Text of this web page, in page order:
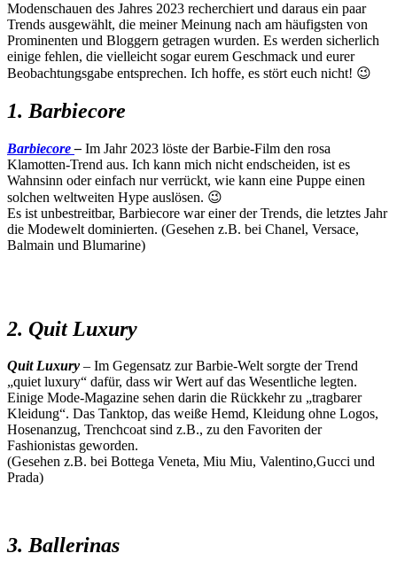
Modenschauen des Jahres 2023 recherchiert und daraus ein paar
Trends ausgewählt, die meiner Meinung nach am häufigsten von
Prominenten und Bloggern getragen wurden. Es werden sicherlich
einige fehlen, die vielleicht sogar eurem Geschmack und eurer
Beobachtungsgabe entsprechen. Ich hoffe, es stört euch nicht! 😉
1. Barbiecore
Barbiecore– Im Jahr 2023 löste der Barbie-Film den rosa
Klamotten-Trend aus. Ich kann mich nicht endscheiden, ist es
Wahnsinn oder einfach nur verrückt, wie kann eine Puppe einen
solchen weltweiten Hype auslösen. 😉
Es ist unbestreitbar, Barbiecore war einer der Trends, die letztes Jahr
die Modewelt dominierten. (Gesehen z.B. bei Chanel, Versace,
Balmain und Blumarine)
2. Quit Luxury
Quit Luxury – Im Gegensatz zur Barbie-Welt sorgte der Trend
„quiet luxury“ dafür, dass wir Wert auf das Wesentliche legten.
Einige Mode-Magazine sehen darin die Rückkehr zu „tragbarer
Kleidung“. Das Tanktop, das weiße Hemd, Kleidung ohne Logos,
Hosenanzug, Trenchcoat sind z.B., zu den Favoriten der
Fashionistas geworden.
(Gesehen z.B. bei Bottega Veneta, Miu Miu, Valentino,Gucci und
Prada)
3. Ballerinas